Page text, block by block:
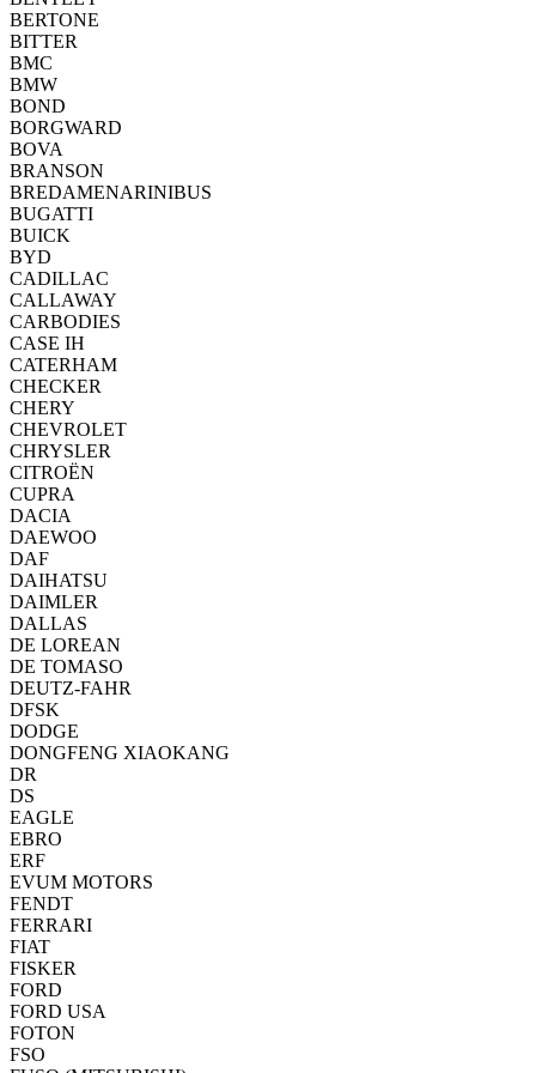
BERTONE
BITTER
BMC
BMW
BOND
BORGWARD
BOVA
BRANSON
BREDAMENARINIBUS
BUGATTI
BUICK
BYD
CADILLAC
CALLAWAY
CARBODIES
CASE IH
CATERHAM
CHECKER
CHERY
CHEVROLET
CHRYSLER
CITROËN
CUPRA
DACIA
DAEWOO
DAF
DAIHATSU
DAIMLER
DALLAS
DE LOREAN
DE TOMASO
DEUTZ-FAHR
DFSK
DODGE
DONGFENG XIAOKANG
DR
DS
EAGLE
EBRO
ERF
EVUM MOTORS
FENDT
FERRARI
FIAT
FISKER
FORD
FORD USA
FOTON
FSO